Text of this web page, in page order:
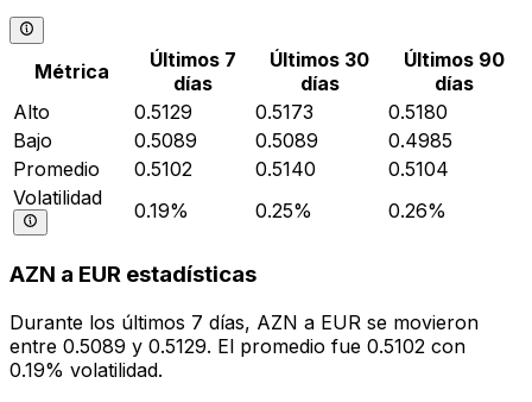
Métrica
Últimos 7
días
Últimos 30
días
Últimos 90
días
Alto
0.5129 0.5173
0.5180
Bajo
0.5089 0.5089
0.4985
Promedio
0.5102 0.5140
0.5104
Volatilidad
0.19% 0.25% 0.26%
AZN a EUR estadísticas
Durante los últimos 7 días, AZN a EUR se movieron
entre 0.5089 y 0.5129. El promedio fue 0.5102 con
0.19% volatilidad.